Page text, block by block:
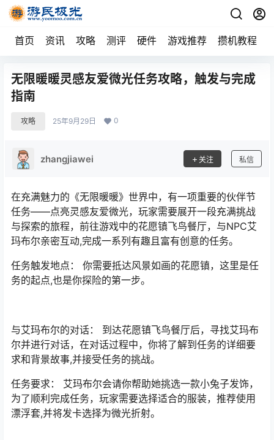
首页 资讯 攻略 测评 硬件 游戏推荐 攒机教程
无限暖暖灵感友爱微光任务攻略，触发与完成
指南
攻略 25年9月29日 0
zhangjiawei 关注 私信
在充满魅力的《无限暖暖》世界中，有一项重要的伙伴节
任务——点亮灵感友爱微光，玩家需要展开一段充满挑战
与探索的旅程，前往游戏中的花愿镇飞鸟餐厅，与NPC艾
玛布尔亲密互动,完成一系列有趣且富有创意的任务。
任务触发地点： 你需要抵达风景如画的花愿镇，这里是任
务的起点,也是你探险的第一步。
与艾玛布尔的对话： 到达花愿镇飞鸟餐厅后，寻找艾玛布
尔并进行对话，在对话过程中，你将了解到任务的详细要
求和背景故事,并接受任务的挑战。
任务要求： 艾玛布尔会请你帮助她挑选一款小兔子发饰，
为了顺利完成任务，玩家需要选择适合的服装，推荐使用
漂浮套,并将发卡选择为微光折射。